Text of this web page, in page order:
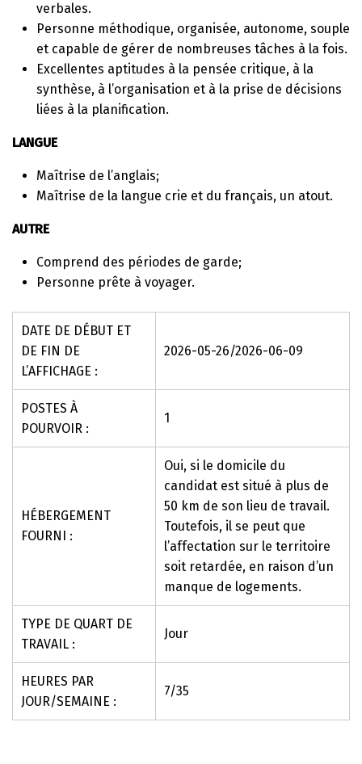
verbales.
Personne méthodique, organisée, autonome, souple
et capable de gérer de nombreuses tâches à la fois.
Excellentes aptitudes à la pensée critique, à la
synthèse, à l’organisation et à la prise de décisions
liées à la planification.
LANGUE
Maîtrise de l’anglais;
Maîtrise de la langue crie et du français, un atout.
AUTRE
Comprend des périodes de garde;
Personne prête à voyager.
DATE DE DÉBUT ET
DE FIN DE
L’AFFICHAGE :
2026-05-26/2026-06-09
POSTES À
POURVOIR :
1
HÉBERGEMENT
FOURNI :
Oui, si le domicile du
candidat est situé à plus de
50 km de son lieu de travail.
Toutefois, il se peut que
l’affectation sur le territoire
soit retardée, en raison d’un
manque de logements.
TYPE DE QUART DE
TRAVAIL :
Jour
HEURES PAR
JOUR/SEMAINE :
7/35